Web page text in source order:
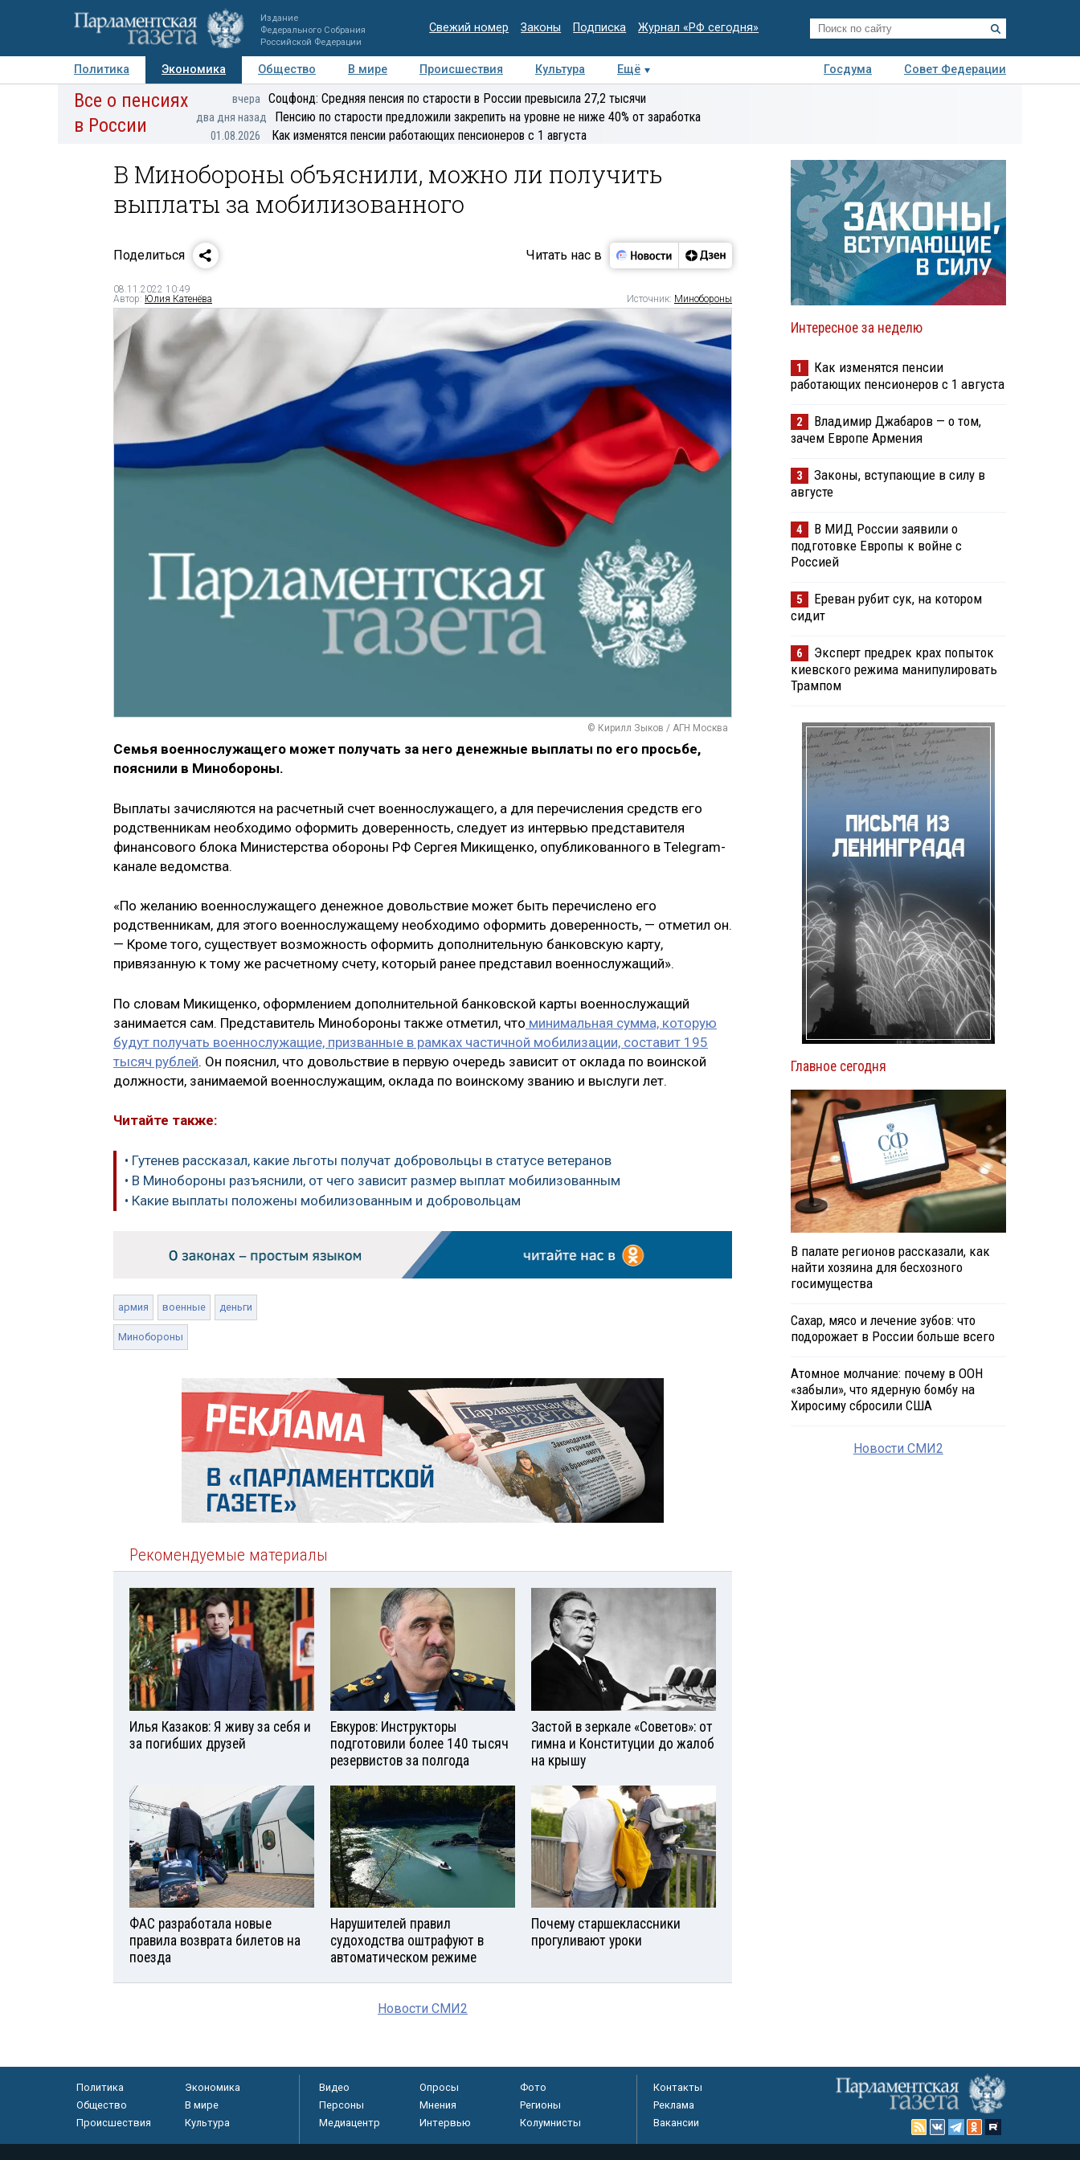
Издание
Федерального Собрания
Российской Федерации
Свежий номер Законы Подписка Журнал «РФ сегодня»
Политика Экономика Общество В мире Происшествия Культура Ещё Госдума
Совет Федерации
Авторы Персоны Мнения Регионы Медиацентр Интервью Колумнисты
экспертиза
Все о пенсиях
в России
вчера Соцфонд: Средняя пенсия по старости в России превысила 27,2 тысячи
два дня назад Пенсию по старости предложили закрепить на уровне не ниже 40% от заработка
01.08.2026 Как изменятся пенсии работающих пенсионеров с 1 августа
В Минобороны объяснили, можно ли получить
выплаты за мобилизованного
Поделиться Читать нас в
08.11.2022 10:49
Автор: Юлия Катенёва Источник: Минобороны
© Кирилл Зыков / АГН Москва
Семья военнослужащего может получать за него денежные выплаты по его просьбе,
пояснили в Минобороны.
Выплаты зачисляются на расчетный счет военнослужащего, а для перечисления средств его
родственникам необходимо оформить доверенность, следует из интервью представителя
финансового блока Министерства обороны РФ Сергея Микищенко, опубликованного в Telegram-
канале ведомства.
«По желанию военнослужащего денежное довольствие может быть перечислено его
родственникам, для этого военнослужащему необходимо оформить доверенность, — отметил он.
— Кроме того, существует возможность оформить дополнительную банковскую карту,
привязанную к тому же расчетному счету, который ранее представил военнослужащий».
По словам Микищенко, оформлением дополнительной банковской карты военнослужащий
занимается сам. Представитель Минобороны также отметил, что минимальная сумма, которую
будут получать военнослужащие, призванные в рамках частичной мобилизации, составит 195
тысяч рублей. Он пояснил, что довольствие в первую очередь зависит от оклада по воинской
должности, занимаемой военнослужащим, оклада по воинскому званию и выслуги лет.
Читайте также:
• Гутенев рассказал, какие льготы получат добровольцы в статусе ветеранов
• В Минобороны разъяснили, от чего зависит размер выплат мобилизованным
• Какие выплаты положены мобилизованным и добровольцам
армия военные деньги
Минобороны
Рекомендуемые материалы
Илья Казаков: Я живу за себя и
за погибших друзей
Евкуров: Инструкторы
подготовили более 140 тысяч
резервистов за полгода
Застой в зеркале «Советов»: от
гимна и Конституции до жалоб
на крышу
ФАС разработала новые
правила возврата билетов на
поезда
Нарушителей правил
судоходства оштрафуют в
автоматическом режиме
Почему старшеклассники
прогуливают уроки
Новости СМИ2
Интересное за неделю
1
Как изменятся пенсии
работающих пенсионеров с 1 августа
2
Владимир Джабаров — о том,
зачем Европе Армения
3
Законы, вступающие в силу в
августе
4
В МИД России заявили о
подготовке Европы к войне с
Россией
5
Ереван рубит сук, на котором
сидит
6
Эксперт предрек крах попыток
киевского режима манипулировать
Трампом
Главное сегодня
В палате регионов рассказали, как
найти хозяина для бесхозного
госимущества
Сахар, мясо и лечение зубов: что
подорожает в России больше всего
Атомное молчание: почему в ООН
«забыли», что ядерную бомбу на
Хиросиму сбросили США
Новости СМИ2
Политика
Экономика
Общество
В мире
Происшествия
Культура
Видео Опросы
Фото
Персоны
Мнения
Регионы
Медиацентр
Интервью Колумнисты
Контакты
Реклама
Вакансии